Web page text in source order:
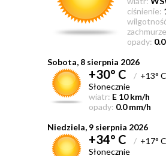
ciśnienie:
opady:
Sobota, 8 sierpnia 2026
+30° C /+13° C
Słonecznie
wiatr: E 10 km/h
opady: 0.0 mm/h
Niedziela, 9 sierpnia 2026
+34° C /+17° C
Słonecznie